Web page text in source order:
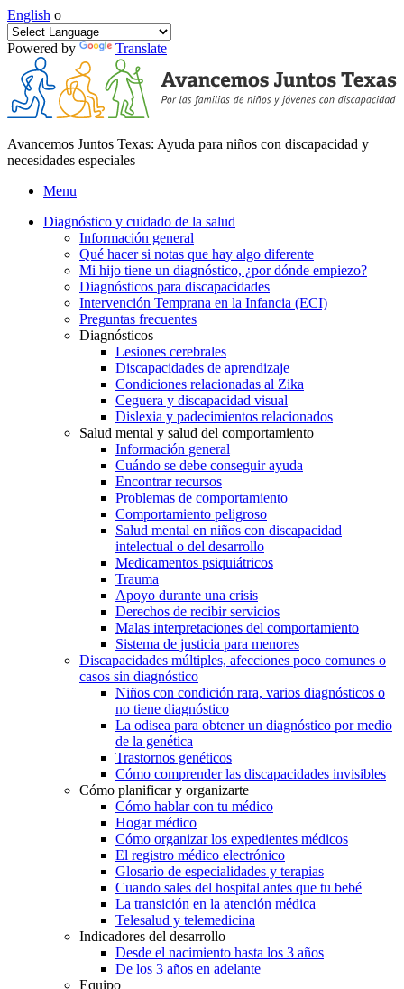
English o
Powered by Translate
Avancemos Juntos Texas: Ayuda para niños con discapacidad y
necesidades especiales
Menu
Diagnóstico y cuidado de la salud
Información general
Qué hacer si notas que hay algo diferente
Mi hijo tiene un diagnóstico, ¿por dónde empiezo?
Diagnósticos para discapacidades
Intervención Temprana en la Infancia (ECI)
Preguntas frecuentes
Diagnósticos
Lesiones cerebrales
Discapacidades de aprendizaje
Condiciones relacionadas al Zika
Ceguera y discapacidad visual
Dislexia y padecimientos relacionados
Salud mental y salud del comportamiento
Información general
Cuándo se debe conseguir ayuda
Encontrar recursos
Problemas de comportamiento
Comportamiento peligroso
Salud mental en niños con discapacidad
intelectual o del desarrollo
Medicamentos psiquiátricos
Trauma
Apoyo durante una crisis
Derechos de recibir servicios
Malas interpretaciones del comportamiento
Sistema de justicia para menores
Discapacidades múltiples, afecciones poco comunes o
casos sin diagnóstico
Niños con condición rara, varios diagnósticos o
no tiene diagnóstico
La odisea para obtener un diagnóstico por medio
de la genética
Trastornos genéticos
Cómo comprender las discapacidades invisibles
Cómo planificar y organizarte
Cómo hablar con tu médico
Hogar médico
Cómo organizar los expedientes médicos
El registro médico electrónico
Glosario de especialidades y terapias
Cuando sales del hospital antes que tu bebé
La transición en la atención médica
Telesalud y telemedicina
Indicadores del desarrollo
Desde el nacimiento hasta los 3 años
De los 3 años en adelante
Equipo